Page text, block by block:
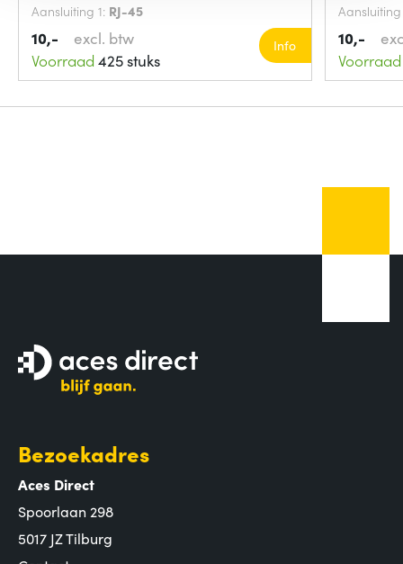
Aansluiting 1: RJ-45
10,-
excl. btw
Voorraad 425 stuks
Info 10,-
Voorraad
Bezoekadres
Aces Direct
Spoorlaan 298
5017 JZ Tilburg